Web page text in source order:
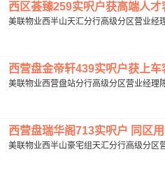
西区荟臻259实呎户获高端人
美联物业西半山天汇分行高级分区营业经
西营盘金帝轩439实呎户获上
美联物业西营盘站分行高级分区营业经理
西营盘瑞华阁713实呎户 同区
美联物业西半山豪宅组天汇分行高级分区